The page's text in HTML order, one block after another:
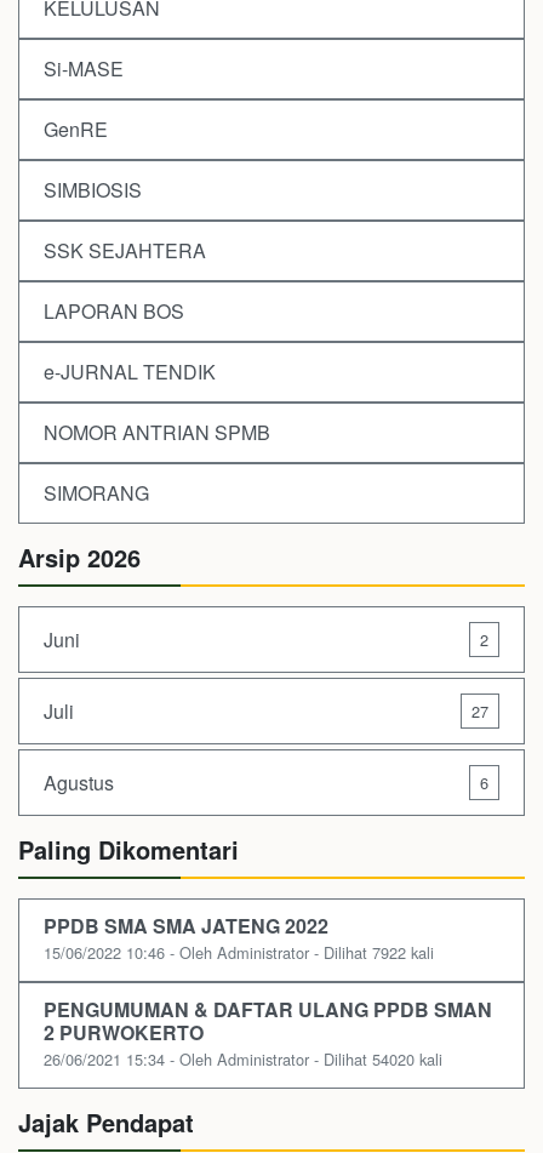
KELULUSAN
Si-MASE
GenRE
SIMBIOSIS
SSK SEJAHTERA
LAPORAN BOS
e-JURNAL TENDIK
NOMOR ANTRIAN SPMB
SIMORANG
Arsip 2026
Juni 2
Juli 27
Agustus 6
Paling Dikomentari
PPDB SMA SMA JATENG 2022
15/06/2022 10:46 - Oleh Administrator - Dilihat 7922 kali
PENGUMUMAN & DAFTAR ULANG PPDB SMAN
2 PURWOKERTO
26/06/2021 15:34 - Oleh Administrator - Dilihat 54020 kali
Jajak Pendapat